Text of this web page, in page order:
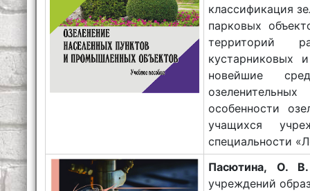
классификация
парковых
территорий
кустарниковых
новейшие
особенности
учащихся
специальности
Пасютина, О. В.
учреждений